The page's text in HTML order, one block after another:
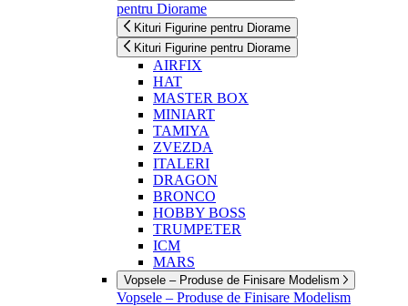
pentru Diorame
Kituri Figurine pentru Diorame
Kituri Figurine pentru Diorame
AIRFIX
HAT
MASTER BOX
MINIART
TAMIYA
ZVEZDA
ITALERI
DRAGON
BRONCO
HOBBY BOSS
TRUMPETER
ICM
MARS
Vopsele – Produse de Finisare Modelism
Vopsele – Produse de Finisare Modelism